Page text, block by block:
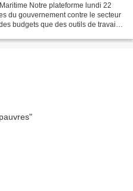
Notre plateforme lundi 22
du gouvernement contre le secteur
budgets que des outils de travail